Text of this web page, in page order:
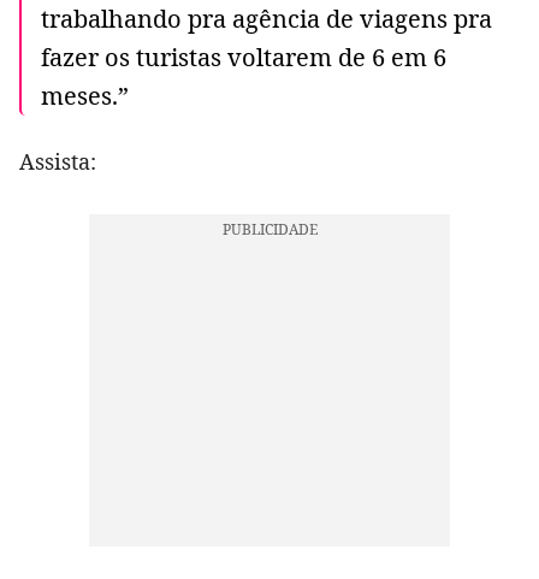
trabalhando pra agência de viagens pra
fazer os turistas voltarem de 6 em 6
meses.”
Assista: